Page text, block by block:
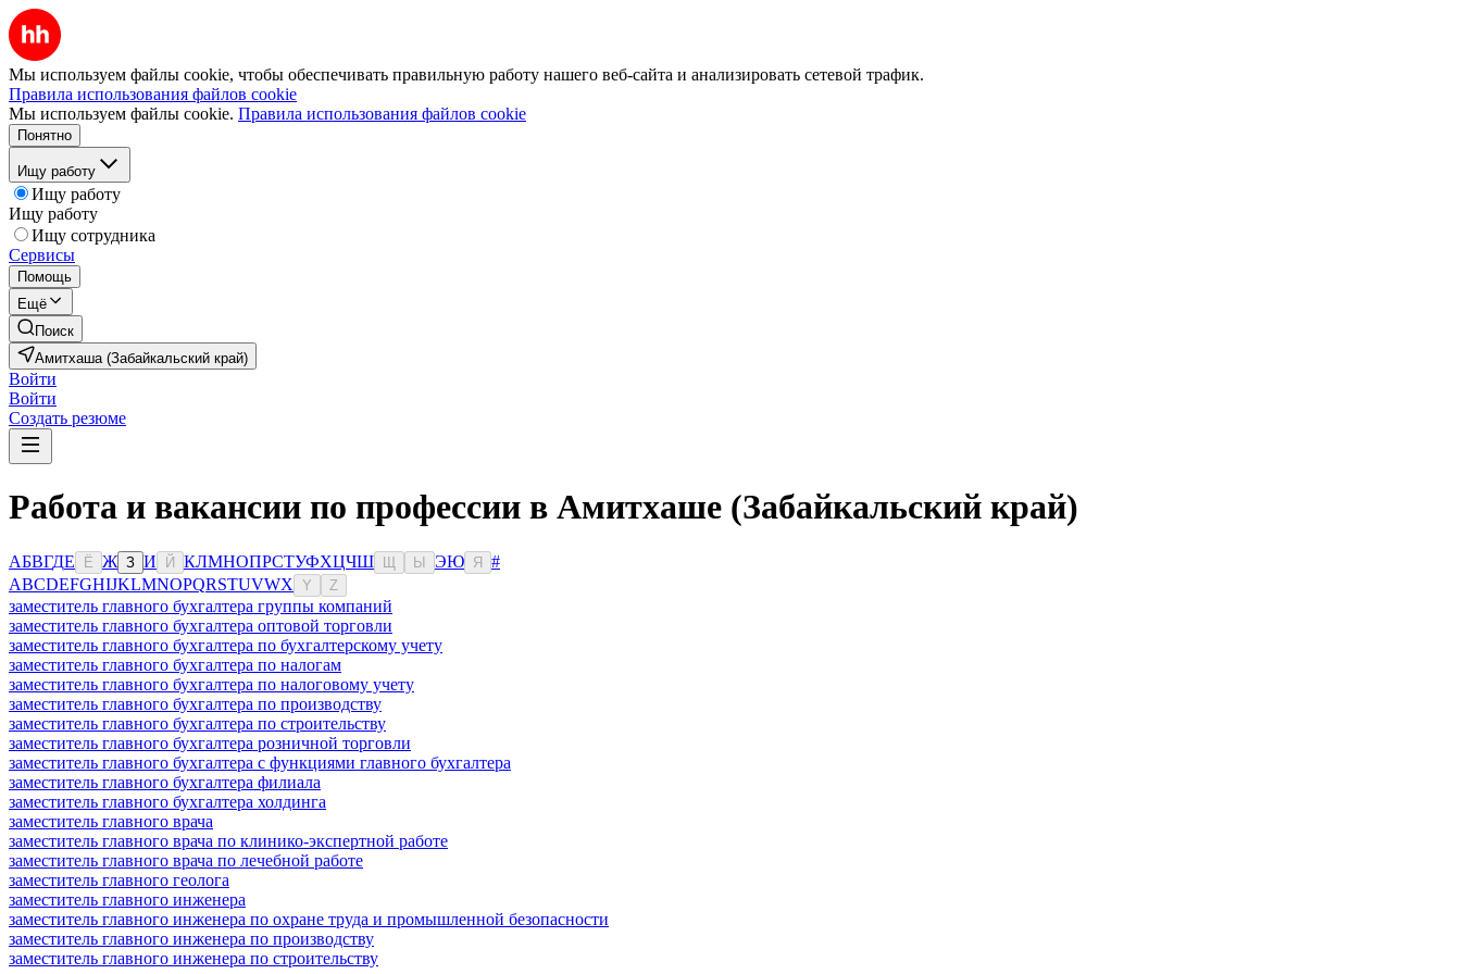
Мы используем файлы cookie, чтобы обеспечивать правильную работу нашего веб-сайта и анализировать сетевой трафик.
Правила использования файлов cookie
Мы используем файлы cookie. Правила использования файлов cookie
Понятно
Ищу работу
Ищу работу
Ищу работу
Ищу сотрудника
Сервисы
Помощь
Ещё
Поиск
Амитхаша (Забайкальский край)
Войти
Войти
Создать резюме
Работа и вакансии по профессии в Амитхаше (Забайкальский край)
АБВГДЕ Ё Ж З И Й КЛМНОПРСТУФХЦЧШ Ы ЭЮ Я
#
ABCDEFGHIJKLMNOPQRSTUVWX Y Z
заместитель главного бухгалтера группы компаний
заместитель главного бухгалтера оптовой торговли
заместитель главного бухгалтера по бухгалтерскому учету
заместитель главного бухгалтера по налогам
заместитель главного бухгалтера по налоговому учету
заместитель главного бухгалтера по производству
заместитель главного бухгалтера по строительству
заместитель главного бухгалтера розничной торговли
заместитель главного бухгалтера с функциями главного бухгалтера
заместитель главного бухгалтера филиала
заместитель главного бухгалтера холдинга
заместитель главного врача
заместитель главного врача по клинико-экспертной работе
заместитель главного врача по лечебной работе
заместитель главного геолога
заместитель главного инженера
заместитель главного инженера по охране труда и промышленной безопасности
заместитель главного инженера по производству
заместитель главного инженера по строительству